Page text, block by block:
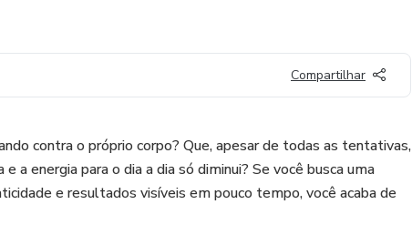
Compartilhar
contra o próprio corpo? Que, apesar de todas as tentativas,
a energia para o dia a dia só diminui? Se você busca uma
e resultados visíveis em pouco tempo, você acaba de